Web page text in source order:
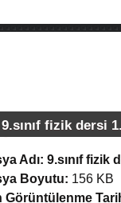
9.sınıf fizik dersi
Adı: 9.sınıf fizik
Boyutu: 156 KB
Görüntülenme